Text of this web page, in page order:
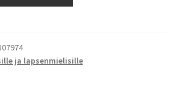
ja lapsenmielisille